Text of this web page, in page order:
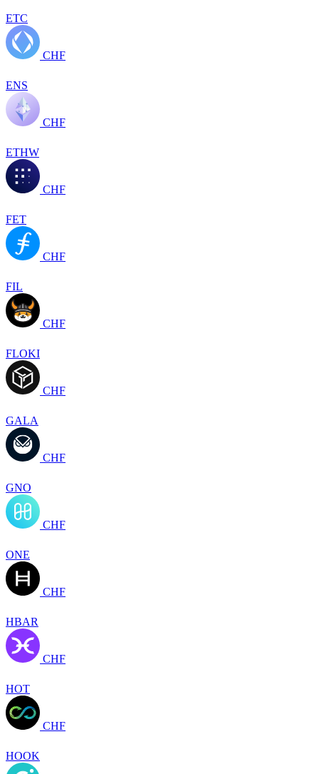
ETC
CHF
ENS
CHF
ETHW
CHF
FET
CHF
FIL
CHF
FLOKI
CHF
GALA
CHF
GNO
CHF
ONE
CHF
HBAR
CHF
HOT
CHF
HOOK